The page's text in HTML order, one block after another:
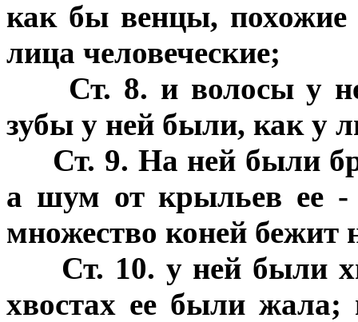
как бы венцы, похожие
лица человеческие;
Ст. 8. и волосы у
зубы у ней были, как у
Ст. 9. На ней были
а шум от крыльев ее -
множество коней бежит
Ст. 10. у ней были
хвостах ее были жала;